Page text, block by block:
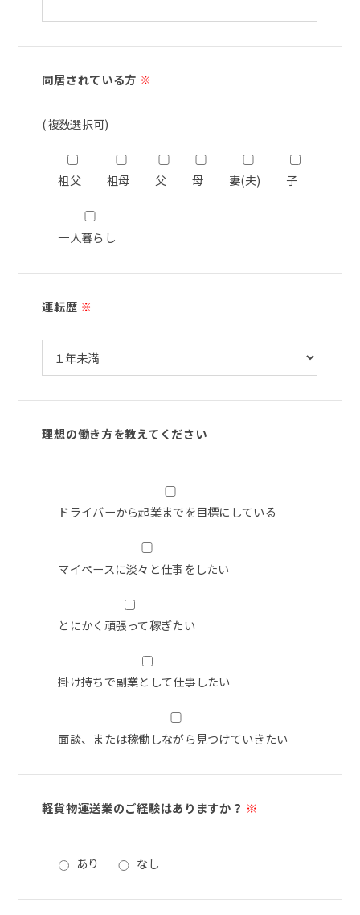
同居されている方 ※
(複数選択可)
祖父 祖母 父 母 妻(夫) 子
一人暮らし
運転歴 ※
理想の働き方を教えてください
ドライバーから起業までを目標にしている
マイペースに淡々と仕事をしたい
とにかく頑張って稼ぎたい
掛け持ちで副業として仕事したい
面談、または稼働しながら見つけていきたい
軽貨物運送業のご経験はありますか？ ※
あり なし